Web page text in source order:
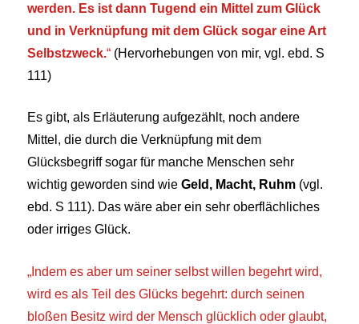
werden. Es ist dann Tugend ein Mittel zum Glück
und in Verknüpfung mit dem Glück sogar eine Art
Selbstzweck.“ (Hervorhebungen von mir, vgl. ebd. S
111)
Es gibt, als Erläuterung aufgezählt, noch andere
Mittel, die durch die Verknüpfung mit dem
Glücksbegriff sogar für manche Menschen sehr
wichtig geworden sind wieGeld, Macht, Ruhm (vgl.
ebd. S 111). Das wäre aber ein sehr oberflächliches
oder irriges Glück.
„ Indem es aber um seiner selbst willen begehrt wird,
wird es als Teil des Glücks begehrt: durch seinen
bloßen Besitz wird der Mensch glücklich oder glaubt,